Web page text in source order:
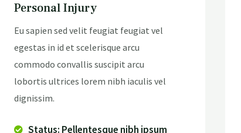
Personal Injury
Eu sapien sed velit feugiat feugiat vel
egestas in id et scelerisque arcu
commodo convallis suscipit arcu
lobortis ultrices lorem nibh iaculis vel
dignissim.
Status: Pellentesque nibh ipsum